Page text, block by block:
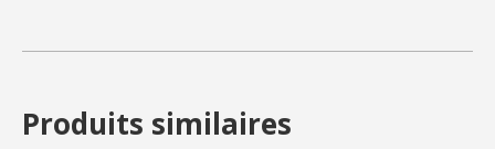
Produits similaires